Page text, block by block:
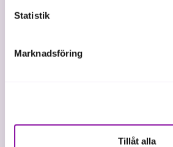
Statistik
Marknadsföring
Tillåt alla
Våra tjänster